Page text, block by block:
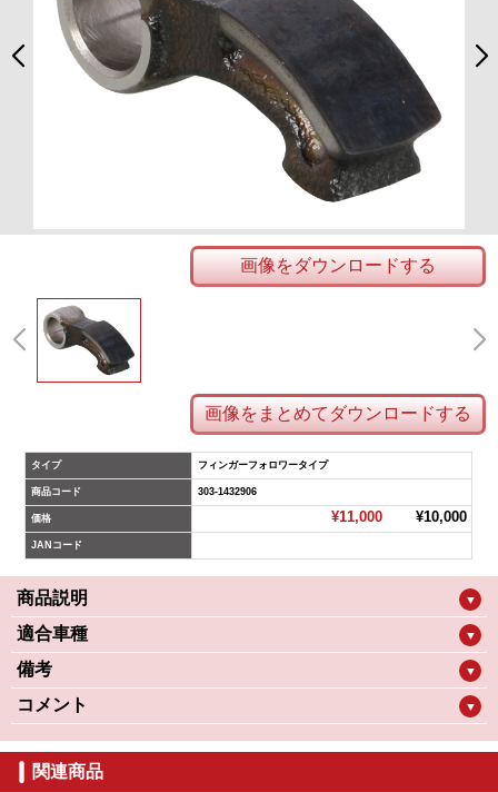
画像をダウンロードする
画像をまとめてダウンロードする
タイプ フィンガーフォロワータイプ
商品コード 303-1432906
価格 ¥11,000¥10,000
JANコード
商品説明 ▼
適合車種 ▼
備考 ▼
コメント ▼
関連商品